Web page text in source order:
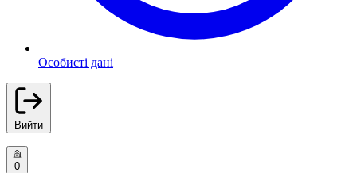
Особисті дані
Вийти
0